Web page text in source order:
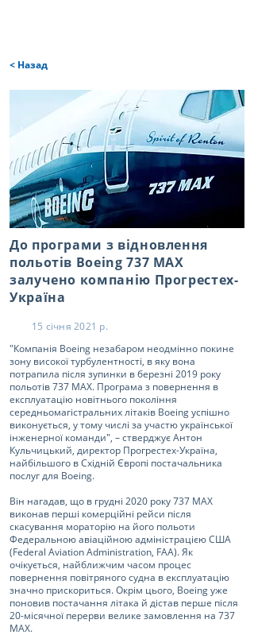
< Назад
До програми з відновлення
польотів Boeing 737 MAX
залучено компанію Прогрестех-
Україна
15 січня 2021 р.
"Компанія Boeing незабаром неодмінно покине
зону високої турбулентності, в яку вона
потрапила після зупинки в березні 2019 року
польотів 737 MAX. Програма з повернення в
експлуатацію новітнього покоління
середньомагістральних літаків Boeing успішно
виконується, у тому числі за участю української
інженерної команди", – стверджує Антон
Кульчицький, директор Прогрестех-Україна,
найбільшого в Східній Європі постачальника
послуг для Boeing.
Він нагадав, що в грудні 2020 року 737 MAX
виконав перші комерційні рейси після
скасування мораторію на його польоти
Федеральною авіаційною адміністрацією США
(Federal Aviation Administration, FAA). Як
очікується, найближчим часом процес
повернення повітряного судна в експлуатацію
значно прискориться. Окрім цього, Boeing уже
поновив постачання літака й дістав перше після
20-місячної перерви велике замовлення на 737
MAX.